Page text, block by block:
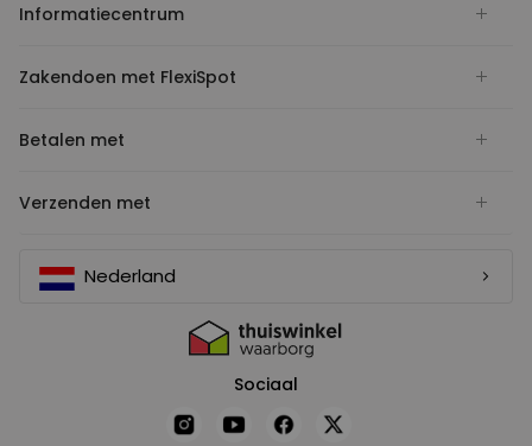
Informatiecentrum
Zakendoen met FlexiSpot
Betalen met
Verzenden met
Nederland
Sociaal